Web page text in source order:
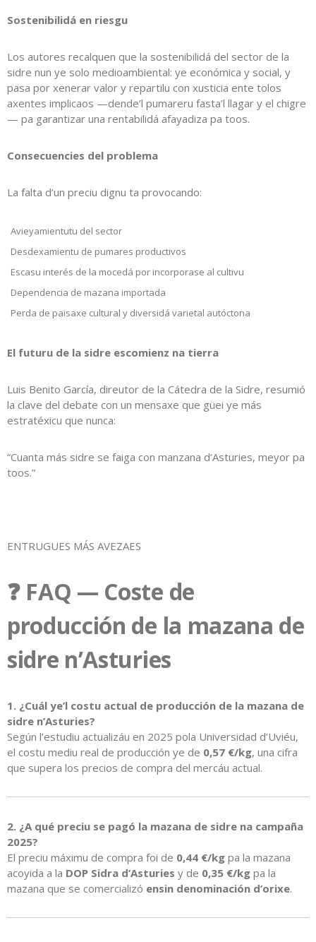
Sostenibilidá en riesgu
Los autores recalquen que la sostenibilidá del sector de la
sidre nun ye solo medioambiental: ye económica y social, y
pasa por xenerar valor y repartilu con xusticia ente tolos
axentes implicaos —dende’l pumareru fasta’l llagar y el chigre
— pa garantizar una rentabilidá afayadiza pa toos.
Consecuencies del problema
La falta d’un preciu dignu ta provocando:
Avieyamientutu del sector
Desdexamientu de pumares productivos
Escasu interés de la mocedá por incorporase al cultivu
Dependencia de mazana importada
Perda de paisaxe cultural y diversidá varietal autóctona
El futuru de la sidre escomienz na tierra
Luis Benito García, direutor de la Cátedra de la Sidre, resumió
la clave del debate con un mensaxe que güei ye más
estratéxicu que nunca:
“Cuanta más sidre se faiga con manzana d’Asturies, meyor pa
toos.”
ENTRUGUES MÁS AVEZAES
❓ FAQ — Coste de
producción de la mazana de
sidre n’Asturies
1. ¿Cuál ye’l costu actual de producción de la mazana de
sidre n’Asturies?
Según l’estudiu actualizáu en 2025 pola Universidad d’Uviéu,
el costu mediu real de producción ye de 0,57 €/kg, una cifra
que supera los precios de compra del mercáu actual.
2. ¿A qué preciu se pagó la mazana de sidre na campaña
2025?
El preciu máximu de compra foi de 0,44 €/kg pa la mazana
acoyida a la DOP Sidra d’Asturies y de 0,35 €/kg pa la
mazana que se comercializó ensin denominación d’orixe.